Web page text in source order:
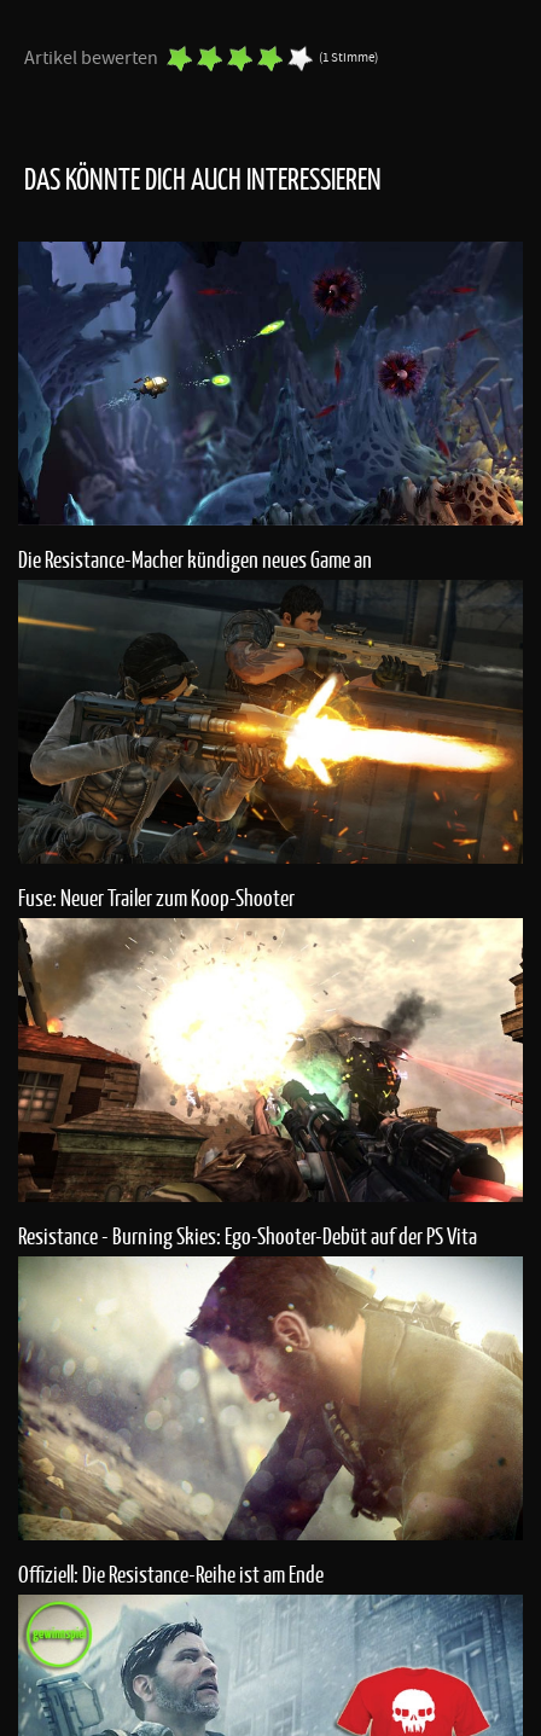
Artikel bewerten (1 Stimme)
DAS KÖNNTE DICH AUCH INTERESSIEREN
Die Resistance-Macher kündigen neues Game an
Fuse: Neuer Trailer zum Koop-Shooter
Resistance - Burning Skies: Ego-Shooter-Debüt auf der PS Vita
Offiziell: Die Resistance-Reihe ist am Ende